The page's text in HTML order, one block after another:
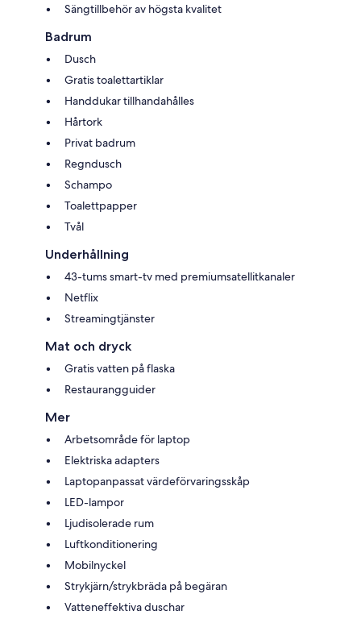
Sängtillbehör av högsta kvalitet
Badrum
Dusch
Gratis toalettartiklar
Handdukar tillhandahålles
Hårtork
Privat badrum
Regndusch
Schampo
Toalettpapper
Tvål
Underhållning
43-tums smart-tv med premiumsatellitkanaler
Netflix
Streamingtjänster
Mat och dryck
Gratis vatten på flaska
Restaurangguider
Mer
Arbetsområde för laptop
Elektriska adapters
Laptopanpassat värdeförvaringsskåp
LED-lampor
Ljudisolerade rum
Luftkonditionering
Mobilnyckel
Strykjärn/strykbräda på begäran
Vatteneffektiva duschar